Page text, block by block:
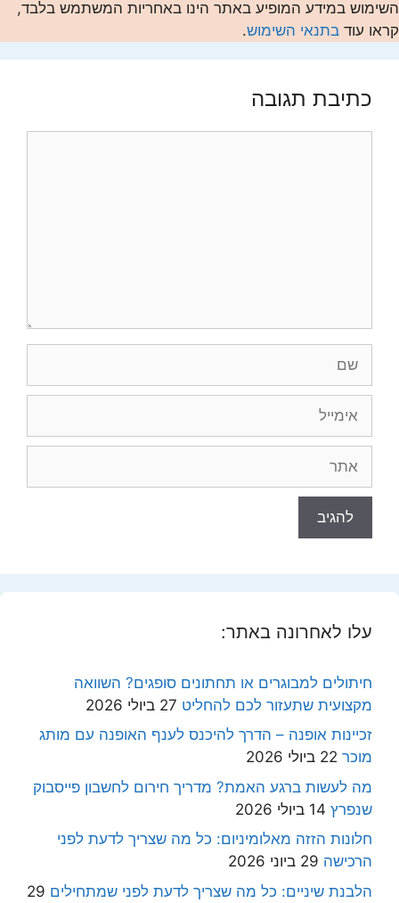
השימוש במידע המופיע באתר הינו באחריות המשתמש בלבד,
קראו עוד בתנאי השימוש.
כתיבת תגובה
עלו לאחרונה באתר:
חיתולים למבוגרים או תחתונים סופגים? השוואה
מקצועית שתעזור לכם להחליט 27 ביולי 2026
זכיינות אופנה – הדרך להיכנס לענף האופנה עם מותג
מוכר 22 ביולי 2026
מה לעשות ברגע האמת? מדריך חירום לחשבון פייסבוק
שנפרץ 14 ביולי 2026
חלונות הזזה מאלומיניום: כל מה שצריך לדעת לפני
הרכישה 29 ביוני 2026
הלבנת שיניים: כל מה שצריך לדעת לפני שמתחילים 29